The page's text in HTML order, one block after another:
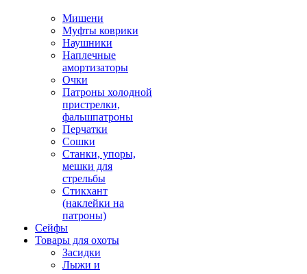
Мишени
Муфты коврики
Наушники
Наплечные
амортизаторы
Очки
Патроны холодной
пристрелки,
фальшпатроны
Перчатки
Сошки
Станки, упоры,
мешки для
стрельбы
Стикхант
(наклейки на
патроны)
Сейфы
Товары для охоты
Засидки
Лыжи и